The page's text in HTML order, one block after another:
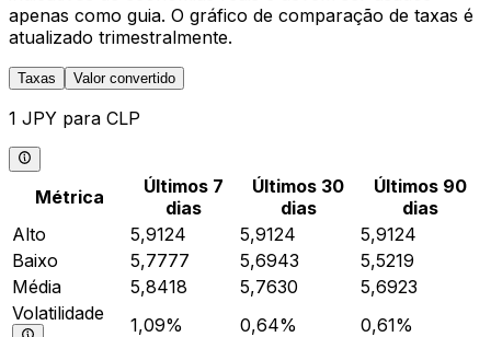
apenas como guia. O gráfico de comparação de taxas é
atualizado trimestralmente.
Taxas Valor convertido
1 JPY para CLP
Métrica
Últimos 7
dias
Últimos 30
dias
Últimos 90
dias
Alto
5,9124 5,9124
5,9124
Baixo
5,7777 5,6943
5,5219
Média
5,8418 5,7630
5,6923
Volatilidade
1,09% 0,64% 0,61%